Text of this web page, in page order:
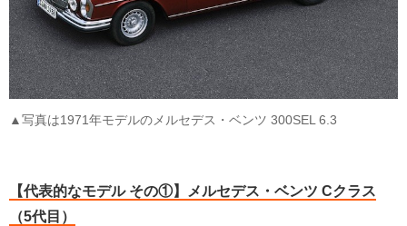
▲写真は1971年モデルのメルセデス・ベンツ 300SEL 6.3
【代表的なモデル その①】メルセデス・ベンツ Cクラス
（5代目）